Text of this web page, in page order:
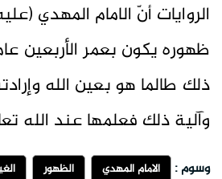
الروايات أنّ الامام المهدي
ظهوره يكون بعمر الأربعين
ذلك طالما هو بعين الله
وآلية ذلك فعلمها عند الله
وسوم : الامام المهدي الظهور